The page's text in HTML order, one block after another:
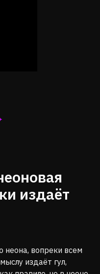
издаёт
неона, вопреки всем
издаёт гул,